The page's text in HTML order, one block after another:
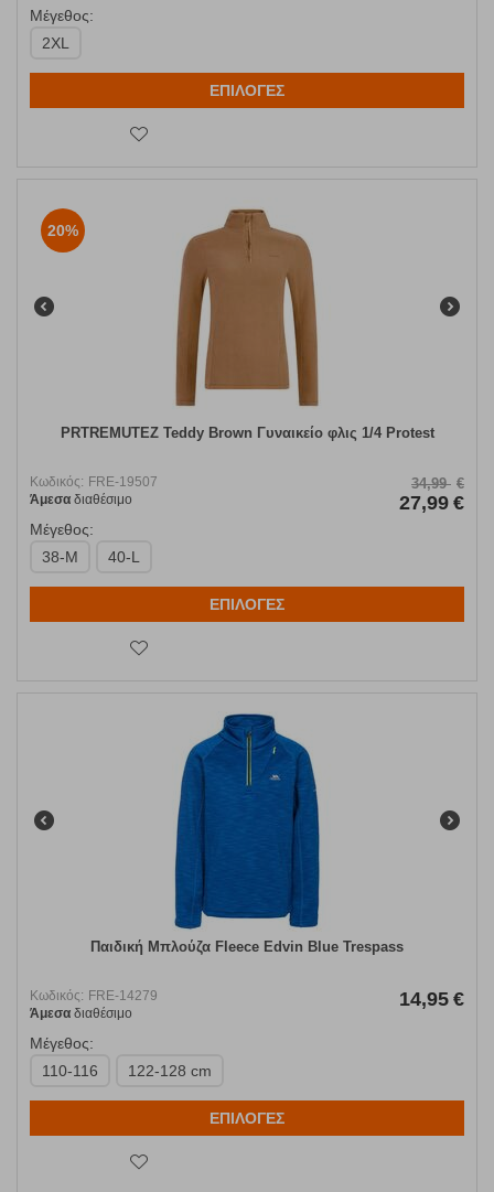
Μέγεθος:
2XL
ΕΠΙΛΟΓΕΣ
20%
PRTREMUTEZ Teddy Brown Γυναικείο φλις 1/4 Protest
Κωδικός: FRE-19507
Άμεσα διαθέσιμο
34,99 €
27,99 €
Μέγεθος:
38-M
40-L
ΕΠΙΛΟΓΕΣ
Παιδική Μπλούζα Fleece Edvin Blue Trespass
Κωδικός: FRE-14279
Άμεσα διαθέσιμο
14,95 €
Μέγεθος:
110-116
122-128 cm
ΕΠΙΛΟΓΕΣ